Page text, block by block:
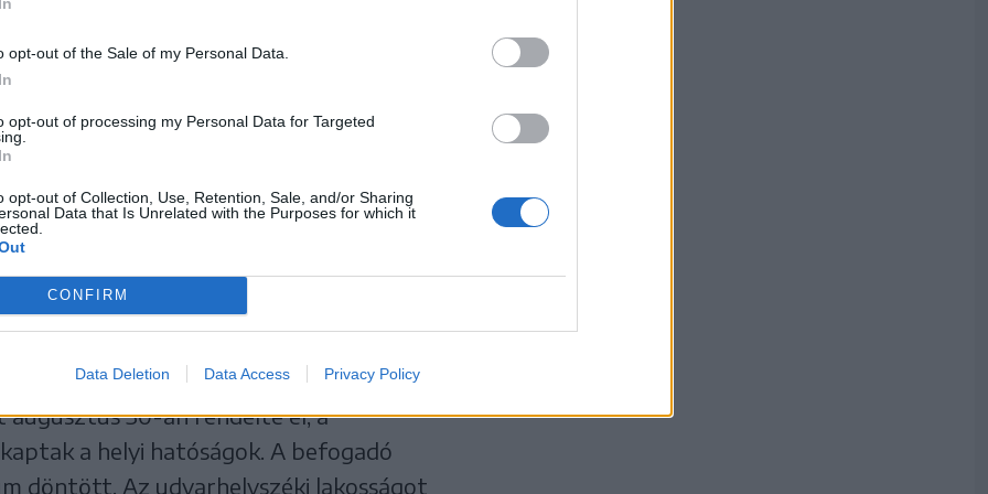
opt-out of the Sale of my Personal Data.
opt-out of processing my Personal Data for Targeted
opt-out of Collection, Use, Retention, Sale, and/or Sharing
Data that Is Unrelated with the Purposes for which it
CONFIRM
Data Deletion Data Access Privacy Policy
Híradó Visszatekintő című
a szolnoki levéltárral közösen egy
udvarhelyi menekülés témájában. A
adat birtokában azonban már
támadás előtt a magyar hatóságok
támadás esetére szóló menekülési-
persze felülírták az elképzelést.
Betegh Miklós kormánybiztos
30-án rendelte el, a
a helyi hatóságok. A befogadó
döntött. Az udvarhelyszéki lakosságot